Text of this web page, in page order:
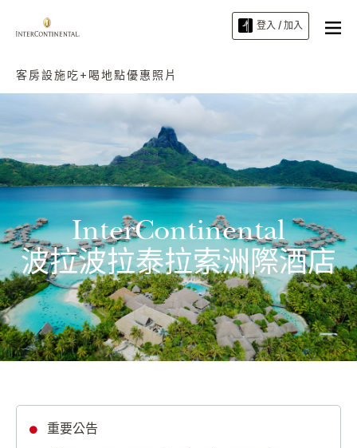
登入 / 加入
客房設施吃+喝地點優惠 照片
InterContinental
波拉波拉泰拉索洲際酒店
重要公告